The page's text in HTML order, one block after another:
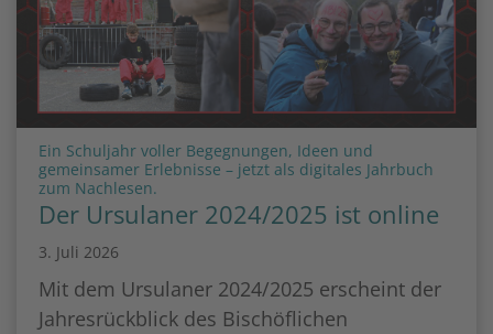
Ein Schuljahr voller Begegnungen, Ideen und
gemeinsamer Erlebnisse – jetzt als digitales Jahrbuch
zum Nachlesen.
Der Ursulaner 2024/2025 ist online
3. Juli 2026
Mit dem Ursulaner 2024/2025 erscheint der
Jahresrückblick des Bischöflichen